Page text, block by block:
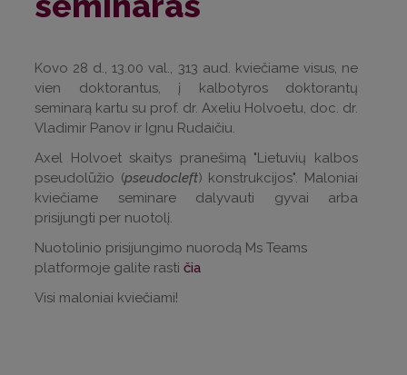
Kovo 28 d., 13.00 val., 313 aud. kviečiame visus, ne
vien doktorantus, į kalbotyros doktorantų
seminarą kartu su prof. dr. Axeliu Holvoetu, doc. dr.
Vladimir Panov ir Ignu Rudaičiu.
Axel Holvoet skaitys pranešimą "Lietuvių kalbos
pseudolūžio (pseudocleft) konstrukcijos". Maloniai
kviečiame seminare dalyvauti gyvai arba
prisijungti per nuotolį.
Nuotolinio prisijungimo nuorodą Ms Teams
platformoje galite rasti čia
Visi maloniai kviečiami!